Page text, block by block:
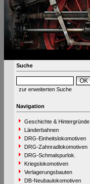
Suche
zur erweiterten Suche
Navigation
Geschichte & Hintergründe
Länderbahnen
DRG-Einheitslokomotiven
DRG-Zahnradlokomotiven
DRG-Schmalspurlok.
Kriegslokomotiven
Verlagerungsbauten
DB-Neubaulokomotiven